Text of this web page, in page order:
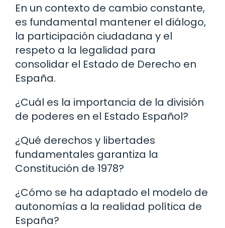
En un contexto de cambio constante,
es fundamental mantener el diálogo,
la participación ciudadana y el
respeto a la legalidad para
consolidar el Estado de Derecho en
España.
¿Cuál es la importancia de la división
de poderes en el Estado Español?
¿Qué derechos y libertades
fundamentales garantiza la
Constitución de 1978?
¿Cómo se ha adaptado el modelo de
autonomías a la realidad política de
España?